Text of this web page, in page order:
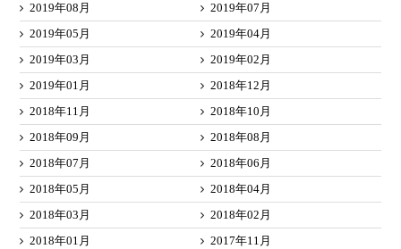
2019年08月
2019年07月
2019年05月
2019年04月
2019年03月
2019年02月
2019年01月
2018年12月
2018年11月
2018年10月
2018年09月
2018年08月
2018年07月
2018年06月
2018年05月
2018年04月
2018年03月
2018年02月
2018年01月
2017年11月